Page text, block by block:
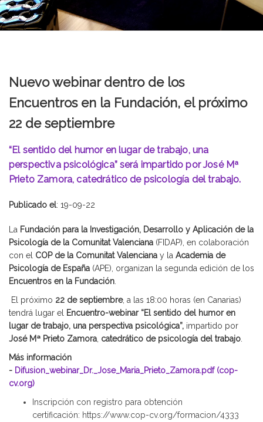
Nuevo webinar dentro de los
Encuentros en la Fundación, el próximo
22 de septiembre
“El sentido del humor en lugar de trabajo, una
perspectiva psicológica” será impartido por José Mª
Prieto Zamora, catedrático de psicología del trabajo.
Publicado el: 19-09-22
La Fundación para la Investigación, Desarrollo y Aplicación de la
Psicología de la Comunitat Valenciana (FIDAP), en colaboración
con el COP de la Comunitat Valenciana y la Academia de
Psicología de España (APE), organizan la segunda edición de los
Encuentros en la Fundación
El próximo 22 de septiembre, a las 18:00 horas (en Canarias)
tendrá lugar el
Encuentro-webinar “El sentido del humor en
lugar de trabajo, una perspectiva psicológica”, impartido por
José Mª Prieto Zamora catedrático de psicología del trabajo
Más información
- Difusion_webinar_Dr._Jose_Maria_Prieto_Zamora.pdf (cop-
cv.org)
Inscripción con registro para obtención
certificación: https://www.cop-cv.org/formacion/4333